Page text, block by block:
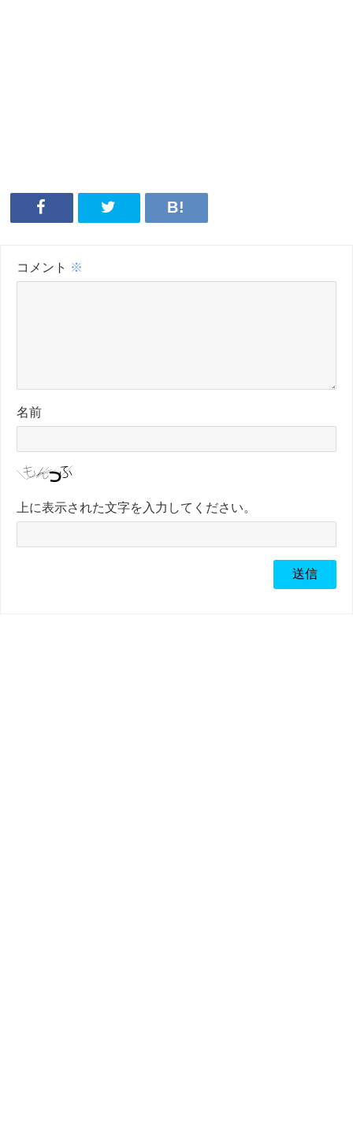
コメント ※
名前
上に表示された文字を入力してください。